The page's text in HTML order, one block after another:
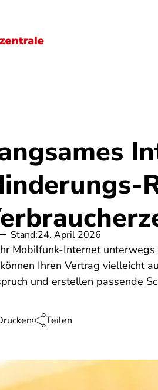
Finanzen
Stand:24. April 2026
Mobilfunk-Internet unterwegs
Ihren Vertrag vielleicht
und erstellen passende
Teilen